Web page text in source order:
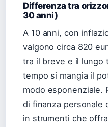
Differenza tra
30 anni)
A 10 anni, con
valgono circa 820
tra il breve e il lungo
tempo si mangia il
modo esponenziale.
di finanza personale
in strumenti che